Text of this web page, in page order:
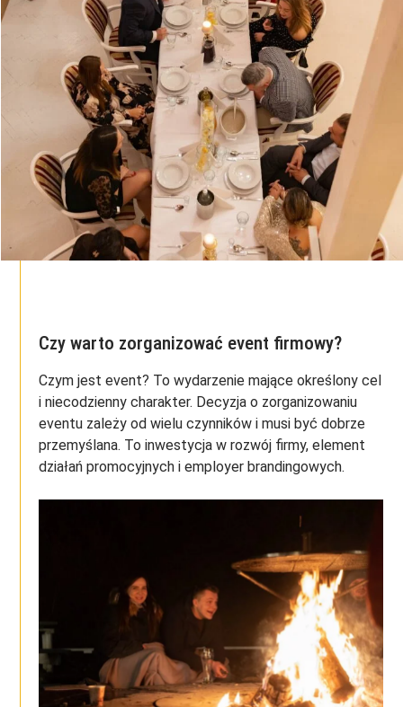
Czy warto zorganizować event firmowy?
Czym jest event? To wydarzenie mające określony cel
i niecodzienny charakter. Decyzja o zorganizowaniu
eventu zależy od wielu czynników i musi być dobrze
przemyślana. To inwestycja w rozwój firmy, element
działań promocyjnych i employer brandingowych.